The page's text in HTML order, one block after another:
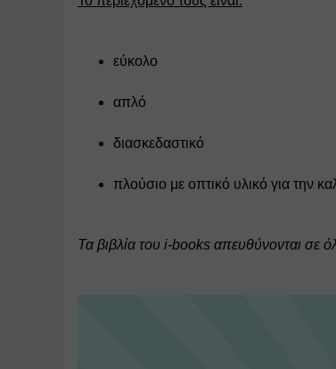
εύκολο
απλό
διασκεδαστικό
πλούσιο με οπτικό υλικό για την
Τα βιβλία του i-books απευθύνονται σε